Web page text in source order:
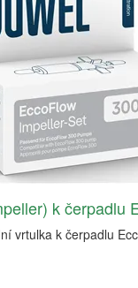
k čerpadlu
vrtulka k čerpadlu